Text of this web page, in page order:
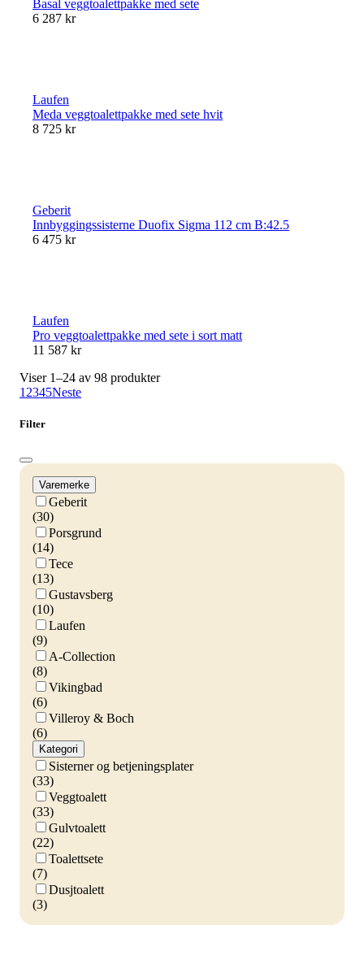
Basal veggtoalettpakke med sete
6 287 kr
Laufen
Meda veggtoalettpakke med sete hvit
8 725 kr
Geberit
Innbyggingssisterne Duofix Sigma 112 cm B:42.5
6 475 kr
Laufen
Pro veggtoalettpakke med sete i sort matt
11 587 kr
Viser 1–24 av 98 produkter
1 2345Neste
Filter
Varemerke
Geberit
(30)
Porsgrund
(14)
Tece
(13)
Gustavsberg
(10)
Laufen
(9)
A-Collection
(8)
Vikingbad
(6)
Villeroy & Boch
(6)
Kategori
Sisterner og betjeningsplater
(33)
Veggtoalett
(33)
Gulvtoalett
(22)
Toalettsete
(7)
Dusjtoalett
(3)